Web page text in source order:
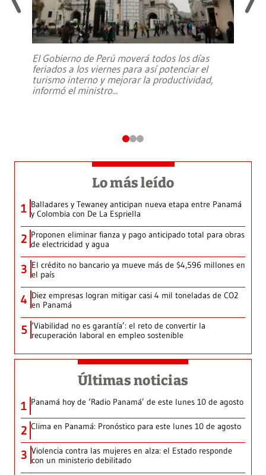
El Gobierno de Perú moverá todos los días
feriados a los viernes para así potenciar el
turismo interno y mejorar la productividad,
informó el ministro...
Lo más leído
1 Balladares y Tewaney anticipan nueva etapa entre Panamá
y Colombia con De La Espriella
2 Proponen eliminar fianza y pago anticipado total para obras
de electricidad y agua
3 El crédito no bancario ya mueve más de $4,596 millones en
el país
4 Diez empresas logran mitigar casi 4 mil toneladas de CO2
en Panamá
5 ‘Viabilidad no es garantía’: el reto de convertir la
recuperación laboral en empleo sostenible
Últimas noticias
1 Panamá hoy de ‘Radio Panamá’ de este lunes 10 de agosto
2 Clima en Panamá: Pronóstico para este lunes 10 de agosto
3 Violencia contra las mujeres en alza: el Estado responde
con un ministerio debilitado